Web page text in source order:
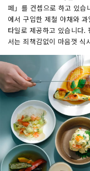
페」를 컨셉으로 하고 있습
에서 구입한 제철 야채와
타일로 제공하고 있습니다.
서는 죄책감없이 마음껏 식